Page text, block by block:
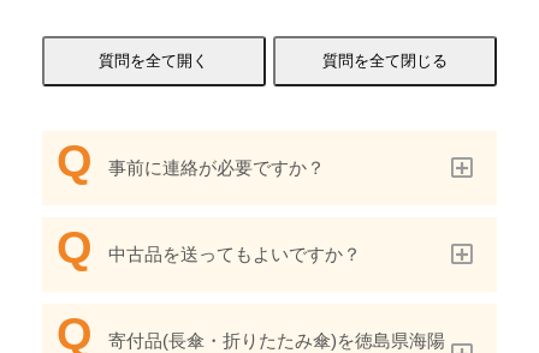
事前に連絡が必要ですか？
中古品を送ってもよいですか？
寄付品(長傘・折りたたみ傘)を徳島県海陽